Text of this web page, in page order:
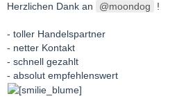
Herzlichen Dank an moondog !
- toller Handelspartner
- netter Kontakt
- schnell gezahlt
- absolut empfehlenswert